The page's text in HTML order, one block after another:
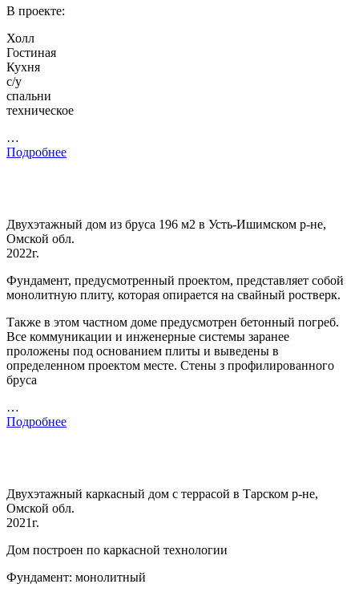
В проекте:
Холл
Гостиная
Кухня
с/у
спальни
техническое
…
Подробнее
Двухэтажный дом из бруса 196 м2 в Усть-Ишимском р-не,
Омской обл.
2022г.
Фундамент, предусмотренный проектом, представляет собой
монолитную плиту, которая опирается на свайный ростверк.
Также в этом частном доме предусмотрен бетонный погреб.
Все коммуникации и инженерные системы заранее
проложены под основанием плиты и выведены в
определенном проектом месте. Стены з профилированного
бруса
…
Подробнее
Двухэтажный каркасный дом с террасой в Тарском р-не,
Омской обл.
2021г.
Дом построен по каркасной технологии
Фундамент: монолитный